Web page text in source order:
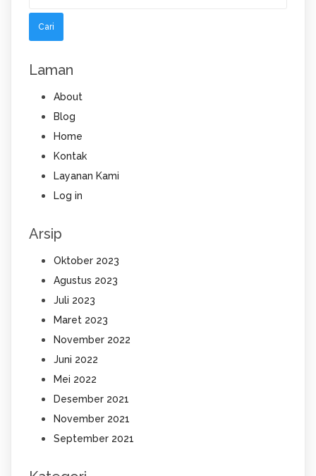
Laman
About
Blog
Home
Kontak
Layanan Kami
Log in
Arsip
Oktober 2023
Agustus 2023
Juli 2023
Maret 2023
November 2022
Juni 2022
Mei 2022
Desember 2021
November 2021
September 2021